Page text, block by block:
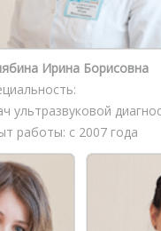
Ирина Борисовна
ультразвуковой
работы: с 2007 года